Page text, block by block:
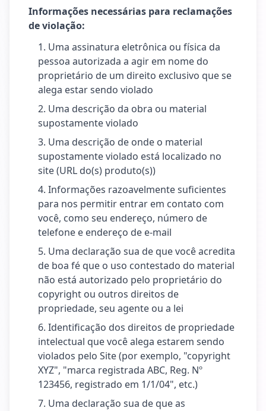
Informações necessárias para reclamações
de violação:
Uma assinatura eletrônica ou física da
pessoa autorizada a agir em nome do
proprietário de um direito exclusivo que se
alega estar sendo violado
Uma descrição da obra ou material
supostamente violado
Uma descrição de onde o material
supostamente violado está localizado no
site (URL do(s) produto(s))
Informações razoavelmente suficientes
para nos permitir entrar em contato com
você, como seu endereço, número de
telefone e endereço de e-mail
Uma declaração sua de que você acredita
de boa fé que o uso contestado do material
não está autorizado pelo proprietário do
copyright ou outros direitos de
propriedade, seu agente ou a lei
Identificação dos direitos de propriedade
intelectual que você alega estarem sendo
violados pelo Site (por exemplo, "copyright
XYZ", "marca registrada ABC, Reg. Nº
123456, registrado em 1/1/04", etc.)
Uma declaração sua de que as